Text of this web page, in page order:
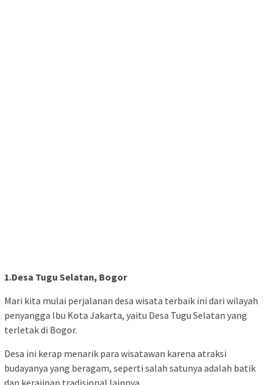
1.Desa Tugu Selatan, Bogor
Mari kita mulai perjalanan desa wisata terbaik ini dari wilayah
penyangga Ibu Kota Jakarta, yaitu Desa Tugu Selatan yang
terletak di Bogor.
Desa ini kerap menarik para wisatawan karena atraksi
budayanya yang beragam, seperti salah satunya adalah batik
dan kerajinan tradisional lainnya.